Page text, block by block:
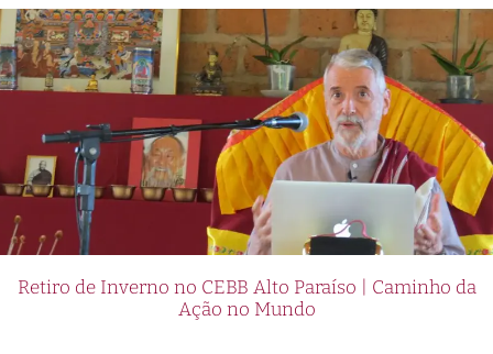
Retiro de Inverno no CEBB Alto Paraíso | Caminho da
Ação no Mundo